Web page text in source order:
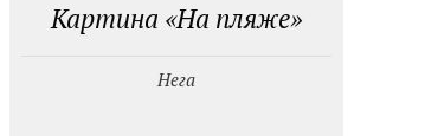
Картина «На пляже»
Нега